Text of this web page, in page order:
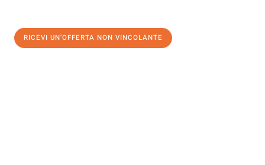
RICEVI UN'OFFERTA NON VINCOLANTE